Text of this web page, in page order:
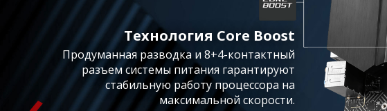
Технология Core Boost
Продуманная разводка и 8+4-контактный
разъем системы питания гарантируют
стабильную работу процессора на
максимальной скорости.